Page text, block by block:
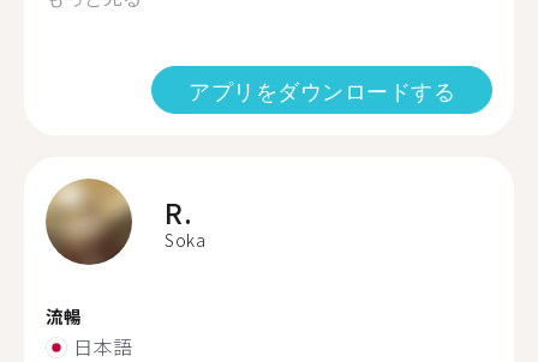
アプリをダウンロードする
R.
Soka
流暢
日本語